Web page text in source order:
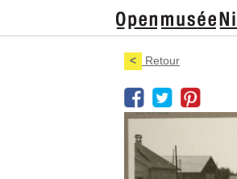
< Retour